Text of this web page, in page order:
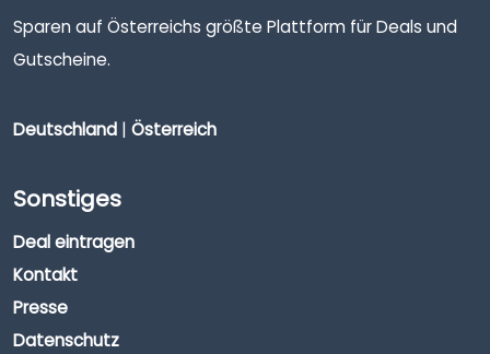
Sparen auf Österreichs größte Plattform für Deals und
Gutscheine.
Deutschland | Österreich
Sonstiges
Deal eintragen
Kontakt
Presse
Datenschutz